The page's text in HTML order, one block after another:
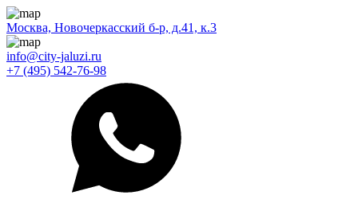
Москва, Новочеркасский б-р, д.41, к.3
info@city-jaluzi.ru
+7 (495) 542-76-98